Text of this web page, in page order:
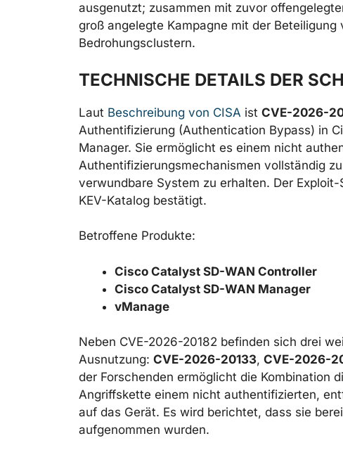
ausgenutzt; zusammen mit zuvor
groß angelegte Kampagne mit der
Bedrohungsclustern.
TECHNISCHE DETAILS DER
Laut Beschreibung von CISA ist CVE-2026-
Authentifizierung (Authentication Bypass) in
Manager. Sie ermöglicht es einem nicht
Authentifizierungsmechanismen vollständig
verwundbare System zu erhalten. Der
KEV-Katalog bestätigt.
Betroffene Produkte:
Cisco Catalyst SD-WAN Controller
Cisco Catalyst SD-WAN Manager
vManage
Neben CVE-2026-20182 befinden sich drei
Ausnutzung: CVE-2026-20133, CVE-2026-
der Forschenden ermöglicht die Kombination
Angriffskette einem nicht authentifizierten,
auf das Gerät. Es wird berichtet, dass sie
aufgenommen wurden.